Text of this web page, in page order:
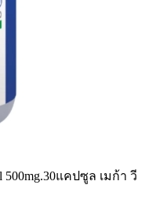
500mg.30แคปซูล เมก้า วี